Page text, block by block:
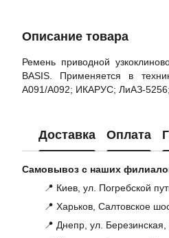
Описание товара
Ремень приводной
BASIS. Применяется в
А091/А092; ИКАРУС; ЛиАЗ-5256;
Доставка Оплата
Самовывоз с наших
📍 Киев, ул. Погребской
📍 Харьков, Салтовское
📍 Днепр, ул. Березинская,